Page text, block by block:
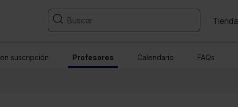
Tienda
suscripción Profesores Calendario FAQs